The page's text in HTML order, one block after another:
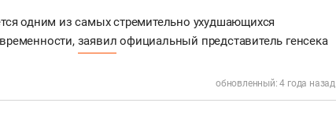
одним из самых стремительно ухудшающихся
заявил официальный представитель генсека
обновленный: 4 года назад